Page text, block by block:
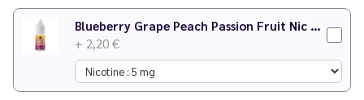
Blueberry Grape Peach Passion Fruit Nic Salt 10 ml Puff Attack - Le Vapoteur Discount
+ 2,20 €